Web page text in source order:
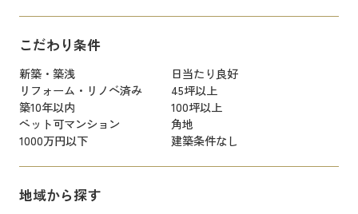
こだわり条件
新築・築浅
日当たり良好
リフォーム・リノベ済み
45坪以上
築10年以内
100坪以上
ペット可マンション
角地
1000万円以下
建築条件なし
地域から探す